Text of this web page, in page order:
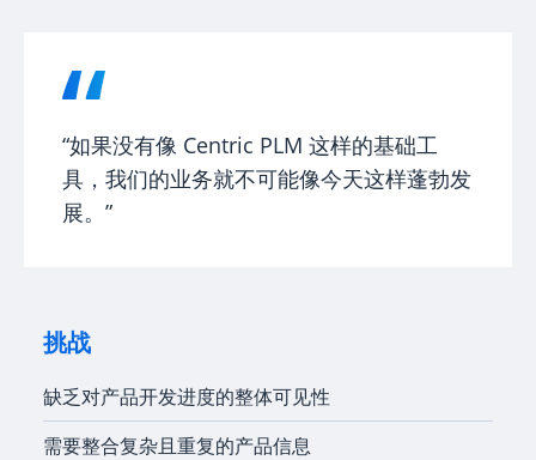
“如果没有像 Centric PLM 这样的基础工
具，我们的业务就不可能像今天这样蓬勃发
展。”
挑战
缺乏对产品开发进度的整体可见性
需要整合复杂且重复的产品信息